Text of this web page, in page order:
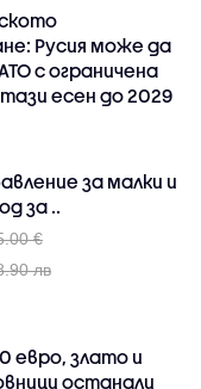
Русия може да
с ограничена
есен до 2029
за малки и
за ..
€
лв
евро, злато и
останали